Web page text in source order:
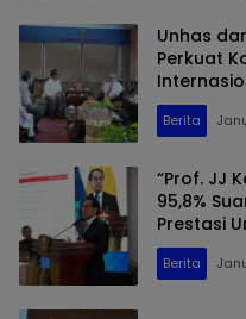
Unhas
Perkuat
Berita
“Prof. JJ
95,8%
Prestasi
Berita